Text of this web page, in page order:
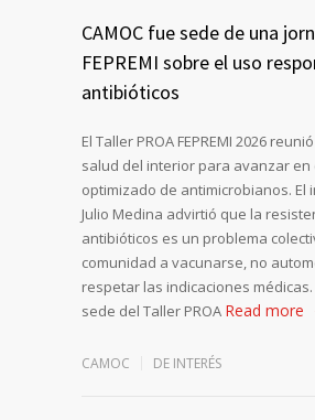
CAMOC fue sede de una
FEPREMI sobre el uso
antibióticos
El Taller PROA FEPREMI 2026
salud del interior para avanzar en
optimizado de antimicrobianos. El
Julio Medina advirtió que la
antibióticos es un problema
comunidad a vacunarse, no
respetar las indicaciones médicas.
sede del Taller PROA Read more
CAMOC DE INTERÉS